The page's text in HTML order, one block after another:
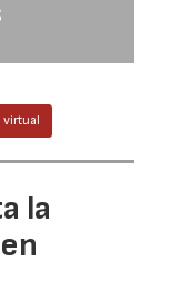
virtual
la